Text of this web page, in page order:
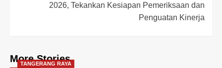
2026, Tekankan Kesiapan Pemeriksaan dan
Penguatan Kinerja
More Stories
TANGERANG RAYA